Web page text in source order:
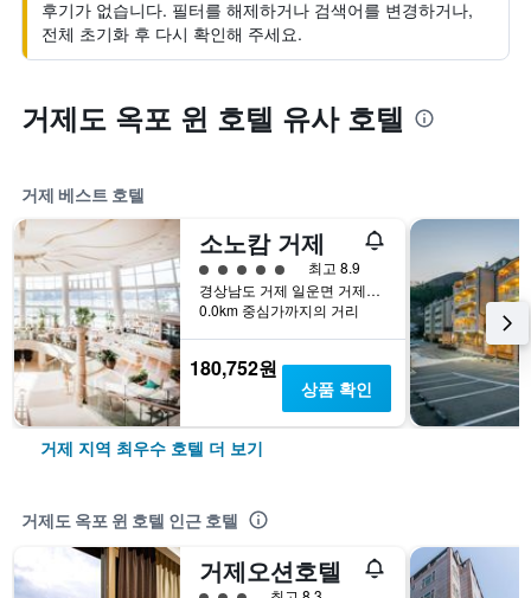
후기가 없습니다. 필터를 해제하거나 검색어를 변경하거나,
전체 초기화 후 다시 확인해 주세요.
거제도 옥포 윈 호텔 유사 호텔
거제 베스트 호텔
소노캄 거제
5​성급
최고 8.9
경상남도 거제 일운면 거제대로 2660
0.0km 중심가까지의 거리
180,752원
상품 확인
거제 지역 최우수 호텔 더 보기
거제도 옥포 윈 호텔 인근 호텔
거제오션호텔